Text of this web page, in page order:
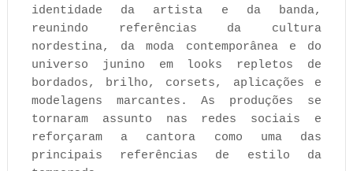
identidade da artista e da banda,
reunindo referências da cultura
nordestina, da moda contemporânea e do
universo junino em looks repletos de
bordados, brilho, corsets, aplicações e
modelagens marcantes. As produções se
tornaram assunto nas redes sociais e
reforçaram a cantora como uma das
principais referências de estilo da